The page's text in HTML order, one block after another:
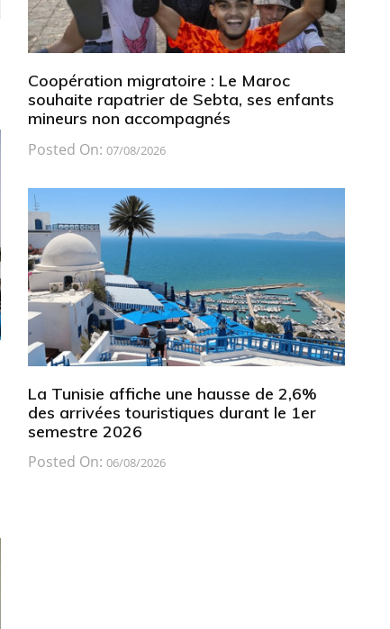
Coopération migratoire : Le Maroc
souhaite rapatrier de Sebta, ses enfants
mineurs non accompagnés
Posted On: 07/08/2026
La Tunisie affiche une hausse de 2,6%
des arrivées touristiques durant le 1er
semestre 2026
Posted On: 06/08/2026